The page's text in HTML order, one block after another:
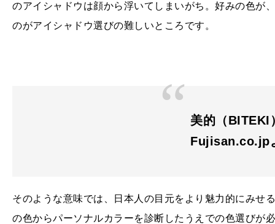
のアイシャドウは顔から浮いてしまいがち。好みの色が
のがアイシャドウ選びの難しいところです。
美的（BITEKI
Fujisan.co.jp
そのような意味では、日本人の目元をより魅力的にみせ
の色からパーソナルカラーを診断したうえでの色選びが